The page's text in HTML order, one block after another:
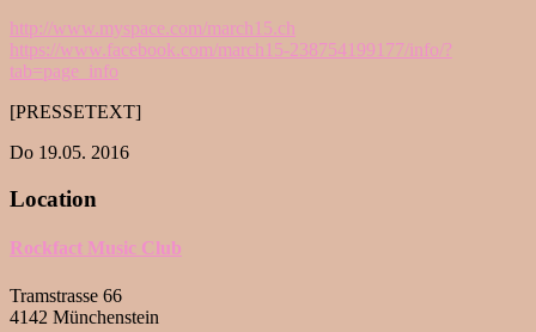
http://www.myspace.com/march15.ch
https://www.facebook.com/march15-238754199177/info/?
tab=page_info
[PRESSETEXT]
Do 19.05. 2016
Location
Rockfact Music Club
Tramstrasse 66
4142 Münchenstein